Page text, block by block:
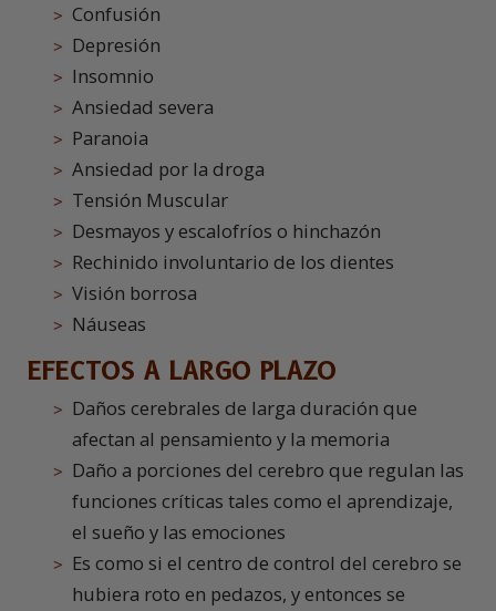
Confusión
Depresión
Insomnio
Ansiedad severa
Paranoia
Ansiedad por la droga
Tensión Muscular
Desmayos y escalofríos o hinchazón
Rechinido involuntario de los dientes
Visión borrosa
Náuseas
EFECTOS A LARGO PLAZO
Daños cerebrales de larga duración que
afectan al pensamiento y la memoria
Daño a porciones del cerebro que regulan las
funciones críticas tales como el aprendizaje,
el sueño y las emociones
Es como si el centro de control del cerebro se
hubiera roto en pedazos, y entonces se